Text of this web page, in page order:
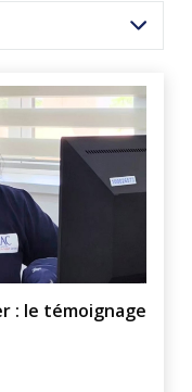
: le témoignage